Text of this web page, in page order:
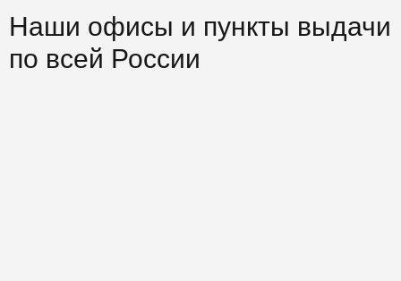
Наши офисы и пункты выдачи
по всей России